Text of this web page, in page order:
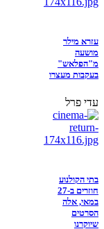
עזרא מילר
מושעה
מ"הפלאש"
בעקבות מעצרו
עדי פרל
בתי הקולנוע
חוזרים ב-27
במאי, אלה
הסרטים
שיוקרנו